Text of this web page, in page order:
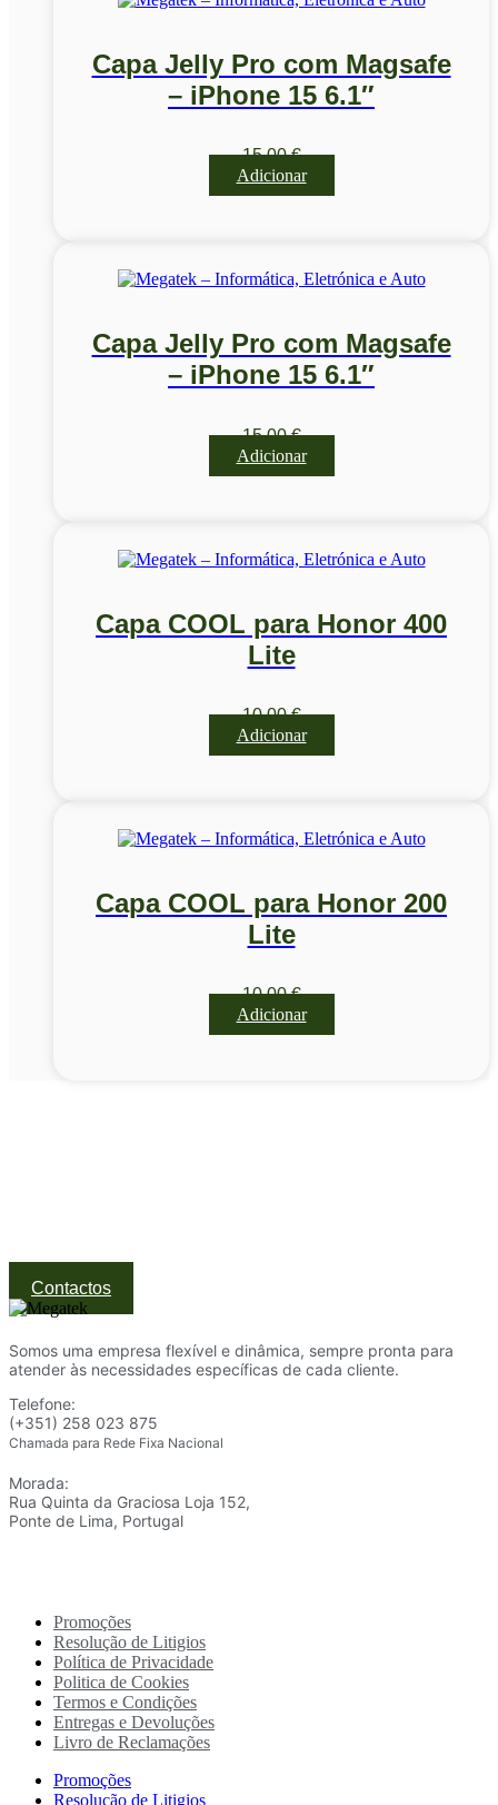
Capa Jelly Pro com Magsafe
– iPhone 15 6.1″
15,00€
Adicionar
Capa Jelly Pro com Magsafe
– iPhone 15 6.1″
15,00€
Adicionar
Capa COOL para Honor 400
Lite
10,00€
Adicionar
Capa COOL para Honor 200
Lite
10,00€
Adicionar
Contactos
Somos uma empresa flexível e dinâmica, sempre pronta para
atender às necessidades específicas de cada cliente.
Telefone:
(+351) 258 023 875
Chamada para Rede Fixa Nacional
Morada:
Rua Quinta da Graciosa Loja 152,
Ponte de Lima, Portugal
Promoções
Resolução de Litigios
Política de Privacidade
Politica de Cookies
Termos e Condições
Entregas e Devoluções
Livro de Reclamações
Promoções
Resolução de Litigios